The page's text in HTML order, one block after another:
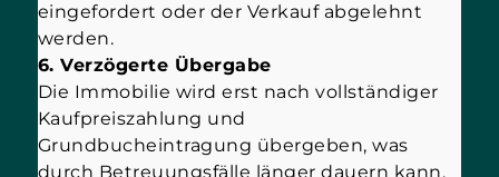
eingefordert oder der Verkauf abgelehnt
werden.
6. Verzögerte Übergabe
Die Immobilie wird erst nach vollständiger
Kaufpreiszahlung und
Grundbucheintragung übergeben, was
durch Betreuungsfälle länger dauern kann.